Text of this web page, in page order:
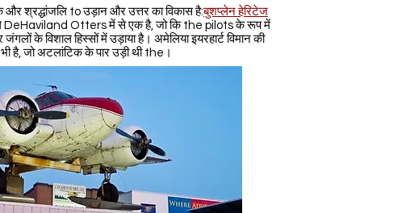
और श्रद्धांजलि to उड़ान और उत्तर का विकास है:बुशप्लेन हेरिटेज
पहले DeHaviland Otters में से एक है, जो कि the pilots के रूप में
के विशाल हिस्सों में उड़ाया है। अमेलिया इयरहार्ट विमान की
है, जो अटलांटिक के पार उड़ी थी the।